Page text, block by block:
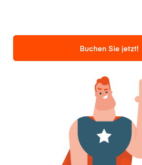
Buchen Sie jetzt!